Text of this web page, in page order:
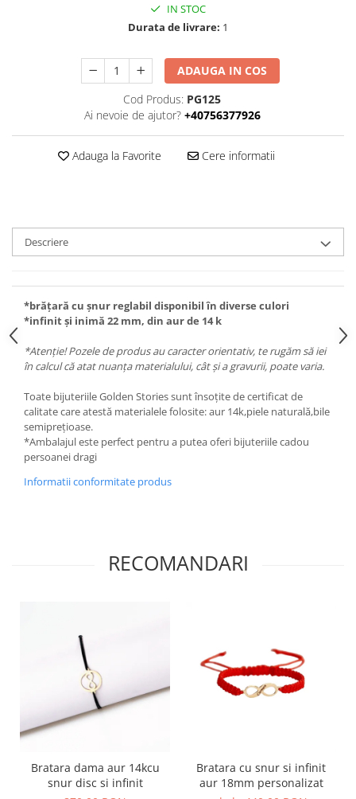
IN STOC
Durata de livrare: 1
ADAUGA IN COS
Cod Produs: PG125
Ai nevoie de ajutor? +40756377926
Adauga la Favorite Cere informatii
Descriere
*brățară cu șnur reglabil disponibil în diverse culori
*infinit și inimă 22 mm, din aur de 14 k
*Atenție! Pozele de produs au caracter orientativ, te rugăm să iei
în calcul că atat nuanța materialului, cât și a gravurii, poate varia.
Toate bijuteriile Golden Stories sunt însoțite de certificat de
calitate care atestă materialele folosite: aur 14k,piele naturală,bile
semiprețioase.
*Ambalajul este perfect pentru a putea oferi bijuteriile cadou
persoanei dragi
Informatii conformitate produs
RECOMANDARI
Bratara dama aur 14kcu
snur disc si infinit
Bratara cu snur si infinit
aur 18mm personalizat